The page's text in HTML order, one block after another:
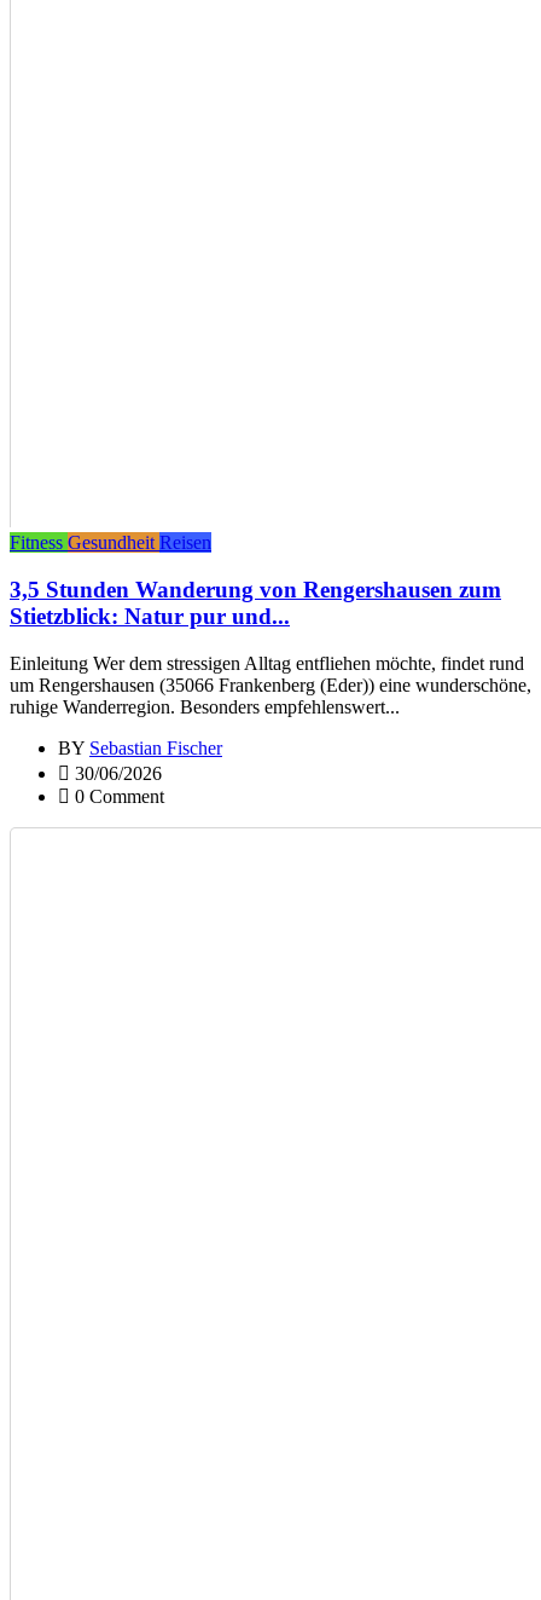
Fitness Gesundheit Reisen
3,5 Stunden Wanderung von Rengershausen zum
Stietzblick: Natur pur und...
Einleitung Wer dem stressigen Alltag entfliehen möchte, findet rund
um Rengershausen (35066 Frankenberg (Eder)) eine wunderschöne,
ruhige Wanderregion. Besonders empfehlenswert...
BY Sebastian Fischer
30/06/2026
0 Comment